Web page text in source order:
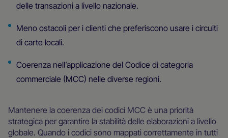
delle transazioni a livello nazionale.
Meno ostacoli per i clienti che preferiscono usare i circuiti
di carte locali.
Coerenza nell’applicazione del Codice di categoria
commerciale (MCC) nelle diverse regioni.
Mantenere la coerenza dei codici MCC è una priorità
strategica per garantire la stabilità delle elaborazioni a livello
globale. Quando i codici sono mappati correttamente in tutti